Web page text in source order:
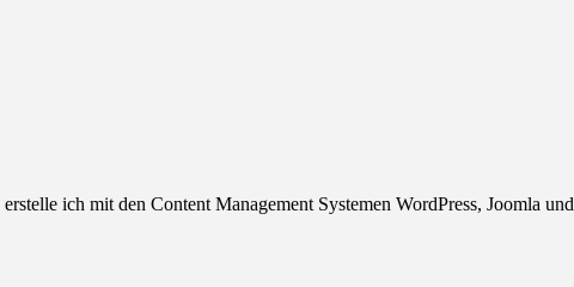
erstelle ich mit den Content Management Systemen WordPress, Joomla